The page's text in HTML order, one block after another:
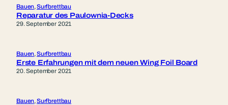
Bauen, Surfbrettbau
Reparatur des Paulownia-Decks
29. September 2021
Bauen, Surfbrettbau
Erste Erfahrungen mit dem neuen Wing Foil Board
20. September 2021
Bauen, Surfbrettbau